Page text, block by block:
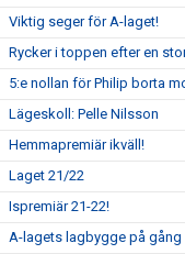
Viktig seger för A-laget!
Rycker i toppen efter en
5:e nollan för Philip borta
Lägeskoll: Pelle Nilsson
Hemmapremiär ikväll!
Laget 21/22
Ispremiär 21-22!
A-lagets lagbygge på gång